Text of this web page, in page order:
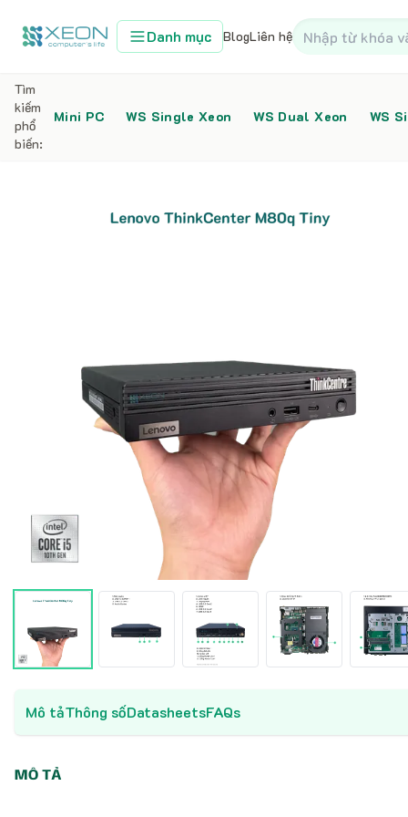
Danh mục BlogLiên hệ
Tìm
kiếm
phổ
biến:
Mini PC WS Single Xeon WS Dual Xeon
WS
Home
Mô tảThông sốDatasheetsFAQs
MÔ TẢ